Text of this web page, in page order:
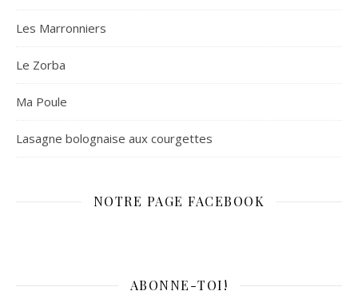
Les Marronniers
Le Zorba
Ma Poule
Lasagne bolognaise aux courgettes
NOTRE PAGE FACEBOOK
ABONNE-TOI!